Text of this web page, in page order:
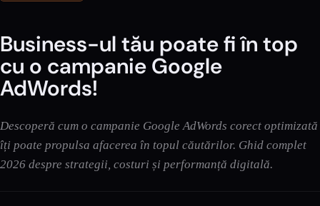
Business-ul tău poate fi în top
cu o campanie Google
AdWords!
Descoperă cum o campanie Google AdWords corect optimizată
îți poate propulsa afacerea în topul căutărilor. Ghid complet
2026 despre strategii, costuri și performanță digitală.